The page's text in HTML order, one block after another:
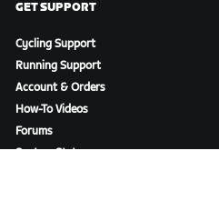
GET SUPPORT
Cycling Support
Running Support
Account & Orders
How-To Videos
Forums
System Status